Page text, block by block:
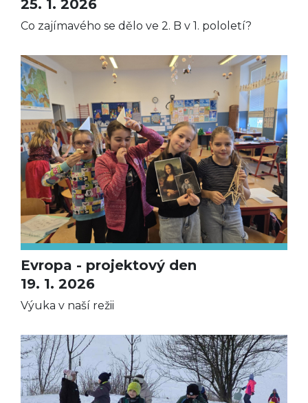
25. 1. 2026
Co zajímavého se dělo ve 2. B v 1. pololetí?
Evropa - projektový den
19. 1. 2026
Výuka v naší režii